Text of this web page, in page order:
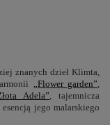
znanych dzieł Klimta,
„Flower garden”
Adela” , tajemnicza
esencją jego malarskiego